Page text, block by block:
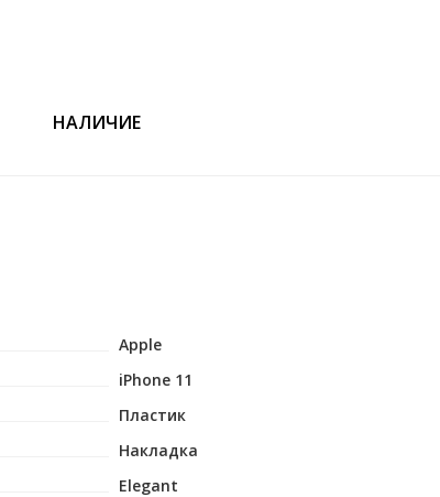
НАЛИЧИЕ
Apple
iPhone 11
Пластик
Накладка
Elegant